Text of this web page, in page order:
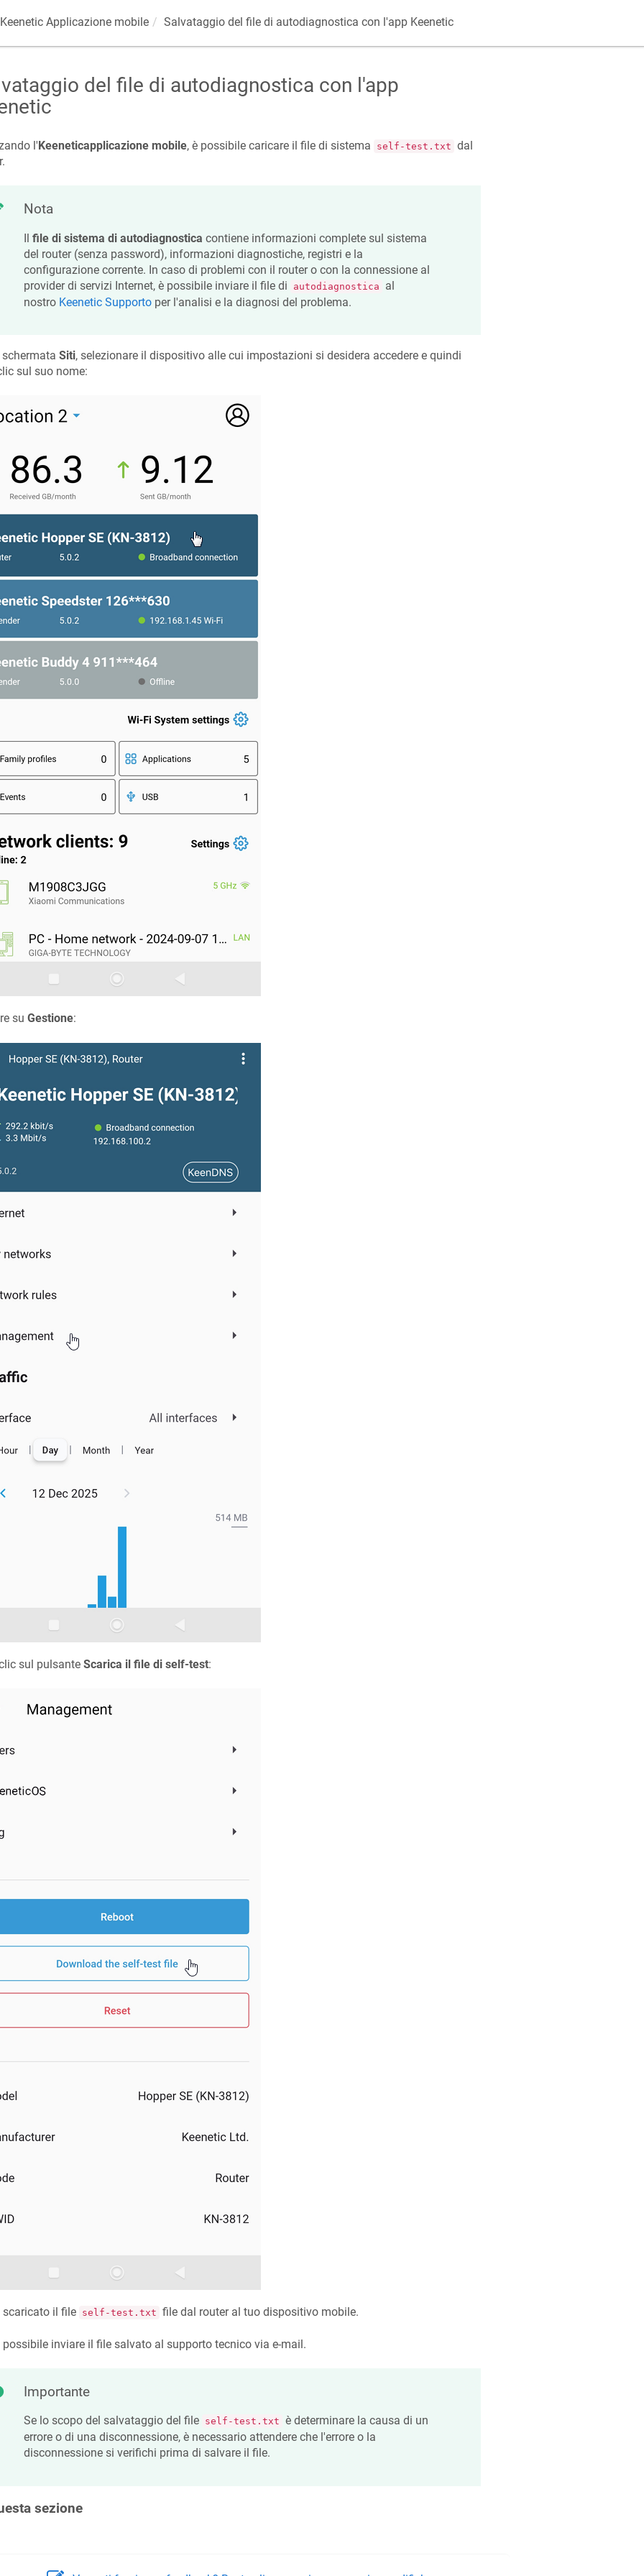
KeeneticApplicazione mobile Salvataggio del file di autodiagnostica con l'app Keenetic
del file di autodiagnostica con l'app
l'Keeneticapplicazione mobile, è possibile caricare il file di sistema self-test.txt dal
Nota
Il file di sistema di autodiagnostica contiene informazioni complete sul sistema
del router (senza password), informazioni diagnostiche, registri e la
configurazione corrente. In caso di problemi con il router o con la connessione al
provider di servizi Internet, è possibile inviare il file di
autodiagnostica
al
nostro KeeneticSupportoper l'analisi e la diagnosi del problema.
Siti, selezionare il dispositivo alle cui impostazioni si desidera accedere e quindi
sul suo nome:
su Gestione:
sul pulsante Scarica il file di self-test:
scaricato il file self-test.txt file dal router al tuo dispositivo mobile.
possibile inviare il file salvato al supporto tecnico via e-mail.
Importante
Se lo scopo del salvataggio del file self-test.txt è determinare la causa di un
errore o di una disconnessione, è necessario attendere che l'errore o la
disconnessione si verifichi prima di salvare il file.
sezione